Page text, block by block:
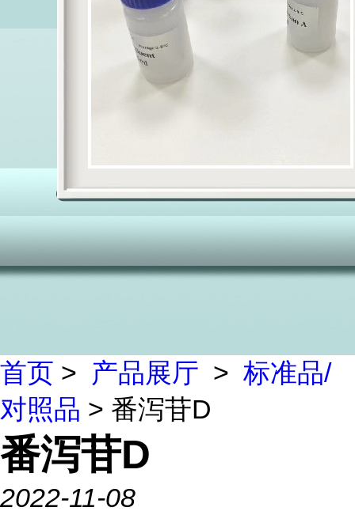
首页 > 产品展厅 > 标准品/
对照品 > 番泻苷D
番泻苷D
2022-11-08